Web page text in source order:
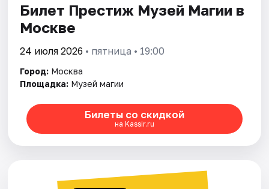
Билет Престиж Музей Магии в
Москве
24 июля 2026 • пятница • 19:00
Город: Москва
Площадка: Музей магии
Билеты со скидкой
на Kassir.ru